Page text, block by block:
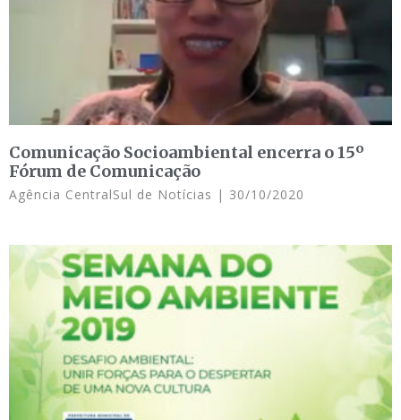
Comunicação Socioambiental encerra o 15º
Fórum de Comunicação
Agência CentralSul de Notícias 30/10/2020